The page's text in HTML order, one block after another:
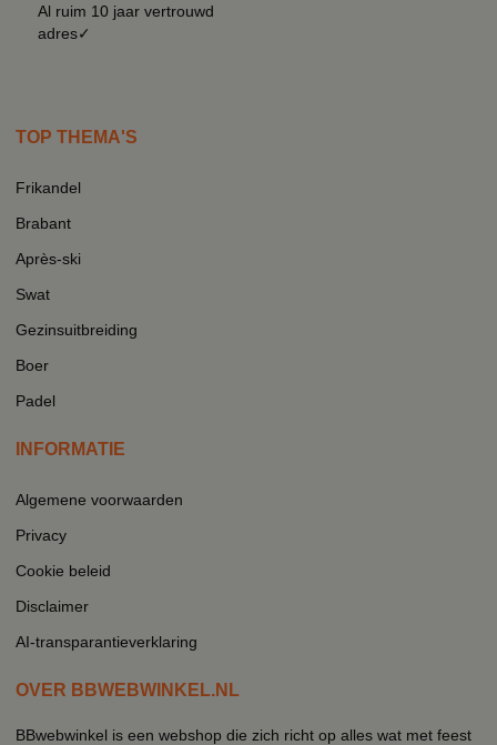
Al ruim 10 jaar vertrouwd
adres✓
TOP THEMA'S
Frikandel
Brabant
Après-ski
Swat
Gezinsuitbreiding
Boer
Padel
INFORMATIE
Algemene voorwaarden
Privacy
Cookie beleid
Disclaimer
AI-transparantieverklaring
OVER BBWEBWINKEL.NL
BBwebwinkel is een webshop die zich richt op alles wat met feest